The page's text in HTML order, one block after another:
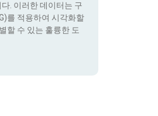
. 이러한 데이터는 구
를 적용하여 시각화할
할 수 있는 훌륭한 도